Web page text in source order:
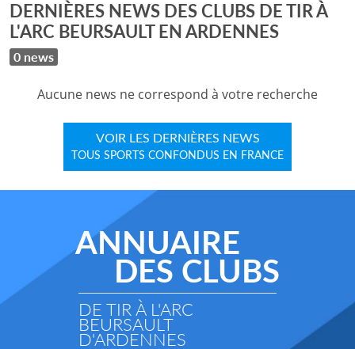
DERNIÈRES NEWS DES CLUBS DE TIR À
L'ARC BEURSAULT EN ARDENNES
0 news
Aucune news ne correspond à votre recherche
VOIR LES DERNIÈRES NEWS
TOUS SPORTS CONFONDUS EN FRANCE
ANNUAIRE
DES CLUBS
DE TIR À L'ARC
BEURSAULT
D'ARDENNES